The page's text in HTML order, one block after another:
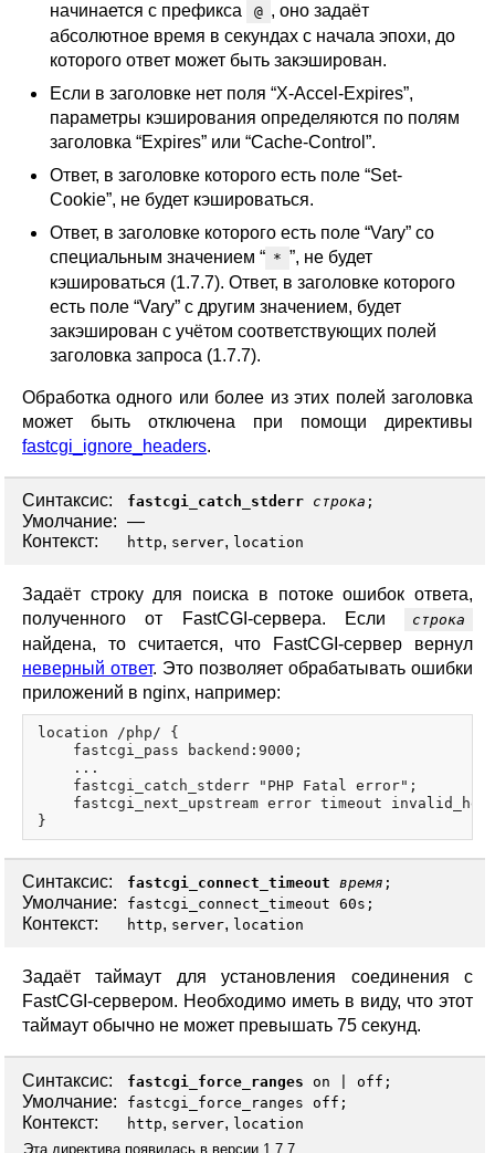
начинается с префикса
@ , оно задаёт
абсолютное время в секундах с начала эпохи, до
которого ответ может быть закэширован.
Если в заголовке нет поля “X-Accel-Expires”,
параметры кэширования определяются по полям
заголовка “Expires” или “Cache-Control”.
Ответ, в заголовке которого есть поле “Set-
Cookie”, не будет кэшироваться.
Ответ, в заголовке которого есть поле “Vary” со
специальным значением “ * ”, не будет
кэшироваться (1.7.7). Ответ, в заголовке которого
есть поле “Vary” с другим значением, будет
закэширован с учётом соответствующих полей
заголовка запроса (1.7.7).
Обработка одного или более из этих полей заголовка
может быть отключена при помощи директивы
fastcgi_ignore_headers.
Синтаксис: fastcgi_catch_stderr строка ;
Умолчание: —
Контекст:
http, server, location
Задаёт строку для поиска в потоке ошибок ответа,
полученного от FastCGI-сервера. Если
строка
найдена, то считается, что FastCGI-сервер вернул
неверный ответ. Это позволяет обрабатывать ошибки
приложений в nginx, например:
location /php/ {
    fastcgi_pass backend:9000;
    ...
    fastcgi_catch_stderr "PHP Fatal error";
fastcgi_next_upstream error timeout
Синтаксис: fastcgi_connect_timeout время ;
Умолчание: fastcgi_connect_timeout 60s;
Контекст: http, server, location
Задаёт таймаут для установления соединения с
FastCGI-сервером. Необходимо иметь в виду, что этот
таймаут обычно не может превышать 75 секунд.
Синтаксис: fastcgi_force_ranges on off ;
Умолчание: fastcgi_force_ranges off;
Контекст: http, server, location
Эта директива появилась в версии 1.7.7.